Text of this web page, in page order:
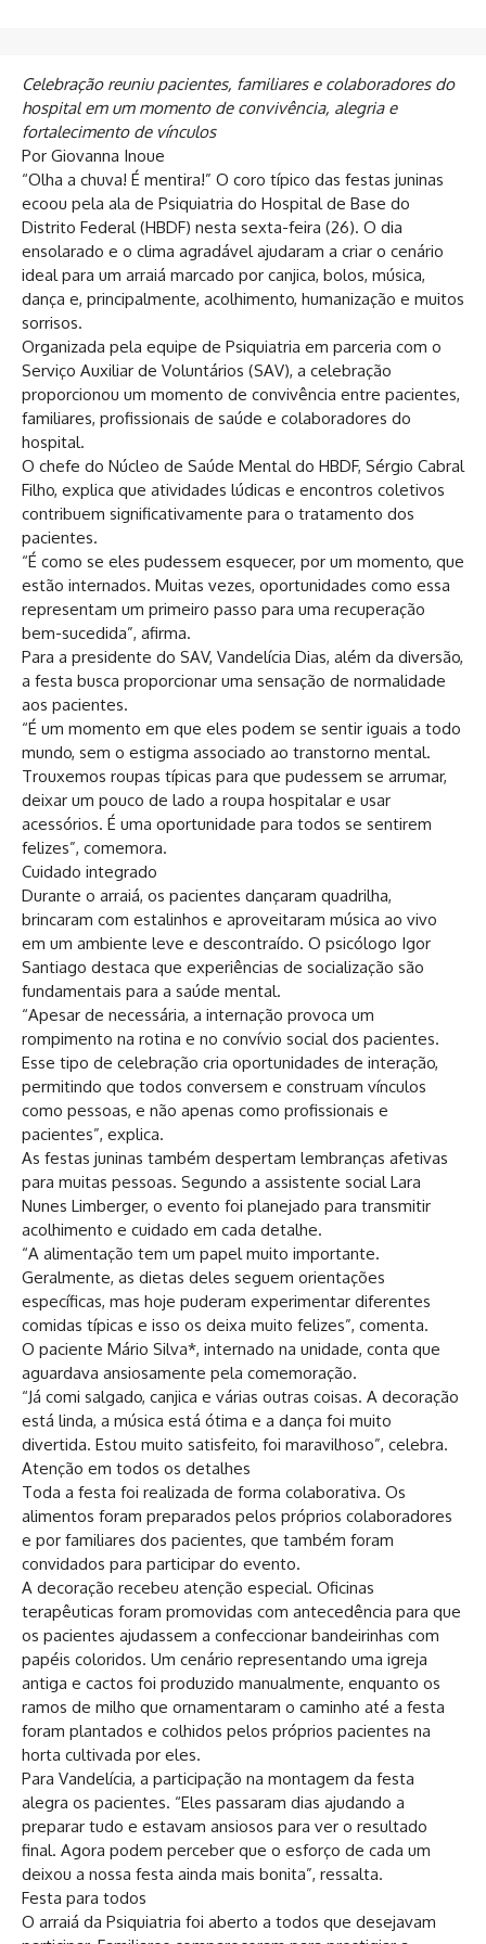
Celebração reuniu pacientes, familiares e colaboradores do
hospital em um momento de convivência, alegria e
fortalecimento de vínculos
Por Giovanna Inoue
“Olha a chuva! É mentira!” O coro típico das festas juninas
ecoou pela ala de Psiquiatria do Hospital de Base do
Distrito Federal (HBDF) nesta sexta-feira (26). O dia
ensolarado e o clima agradável ajudaram a criar o cenário
ideal para um arraiá marcado por canjica, bolos, música,
dança e, principalmente, acolhimento, humanização e muitos
sorrisos.
Organizada pela equipe de Psiquiatria em parceria com o
Serviço Auxiliar de Voluntários (SAV), a celebração
proporcionou um momento de convivência entre pacientes,
familiares, profissionais de saúde e colaboradores do
hospital.
O chefe do Núcleo de Saúde Mental do HBDF, Sérgio Cabral
Filho, explica que atividades lúdicas e encontros coletivos
contribuem significativamente para o tratamento dos
pacientes.
“É como se eles pudessem esquecer, por um momento, que
estão internados. Muitas vezes, oportunidades como essa
representam um primeiro passo para uma recuperação
bem-sucedida”, afirma.
Para a presidente do SAV, Vandelícia Dias, além da diversão,
a festa busca proporcionar uma sensação de normalidade
aos pacientes.
“É um momento em que eles podem se sentir iguais a todo
mundo, sem o estigma associado ao transtorno mental.
Trouxemos roupas típicas para que pudessem se arrumar,
deixar um pouco de lado a roupa hospitalar e usar
acessórios. É uma oportunidade para todos se sentirem
felizes”, comemora.
Cuidado integrado
Durante o arraiá, os pacientes dançaram quadrilha,
brincaram com estalinhos e aproveitaram música ao vivo
em um ambiente leve e descontraído. O psicólogo Igor
Santiago destaca que experiências de socialização são
fundamentais para a saúde mental.
“Apesar de necessária, a internação provoca um
rompimento na rotina e no convívio social dos pacientes.
Esse tipo de celebração cria oportunidades de interação,
permitindo que todos conversem e construam vínculos
como pessoas, e não apenas como profissionais e
pacientes”, explica.
As festas juninas também despertam lembranças afetivas
para muitas pessoas. Segundo a assistente social Lara
Nunes Limberger, o evento foi planejado para transmitir
acolhimento e cuidado em cada detalhe.
“A alimentação tem um papel muito importante.
Geralmente, as dietas deles seguem orientações
específicas, mas hoje puderam experimentar diferentes
comidas típicas e isso os deixa muito felizes”, comenta.
O paciente Mário Silva*, internado na unidade, conta que
aguardava ansiosamente pela comemoração.
“Já comi salgado, canjica e várias outras coisas. A decoração
está linda, a música está ótima e a dança foi muito
divertida. Estou muito satisfeito, foi maravilhoso”, celebra.
Atenção em todos os detalhes
Toda a festa foi realizada de forma colaborativa. Os
alimentos foram preparados pelos próprios colaboradores
e por familiares dos pacientes, que também foram
convidados para participar do evento.
A decoração recebeu atenção especial. Oficinas
terapêuticas foram promovidas com antecedência para que
os pacientes ajudassem a confeccionar bandeirinhas com
papéis coloridos. Um cenário representando uma igreja
antiga e cactos foi produzido manualmente, enquanto os
ramos de milho que ornamentaram o caminho até a festa
foram plantados e colhidos pelos próprios pacientes na
horta cultivada por eles.
Para Vandelícia, a participação na montagem da festa
alegra os pacientes. “Eles passaram dias ajudando a
preparar tudo e estavam ansiosos para ver o resultado
final. Agora podem perceber que o esforço de cada um
deixou a nossa festa ainda mais bonita”, ressalta.
Festa para todos
O arraiá da Psiquiatria foi aberto a todos que desejavam